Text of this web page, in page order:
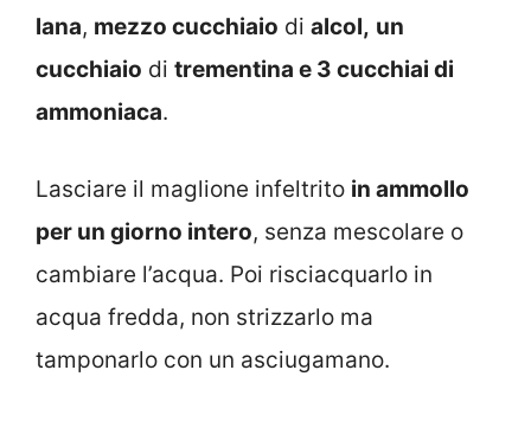
lana, mezzo cucchiaio di alcol, un
cucchiaio di trementina e 3 cucchiai di
ammoniaca.
Lasciare il maglione infeltrito in ammollo
per un giorno intero, senza mescolare o
cambiare l’acqua. Poi risciacquarlo in
acqua fredda, non strizzarlo ma
tamponarlo con un asciugamano.